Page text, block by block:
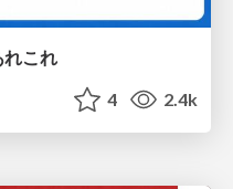
れこれ
4 2.4k